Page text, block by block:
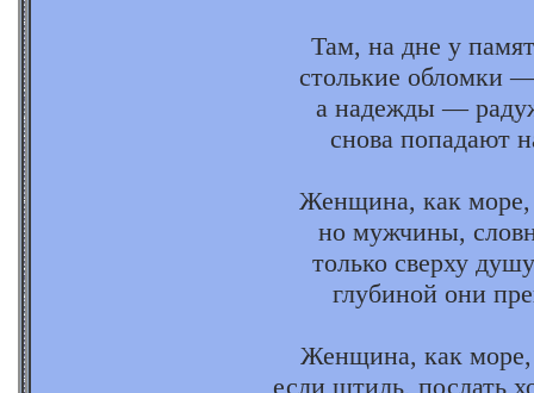
Там, на дне у
столькие обломки
а надежды —
снова попадают
Женщина, как море,
но мужчины,
только сверху
глубиной они
Женщина, как море,
если штиль, послать